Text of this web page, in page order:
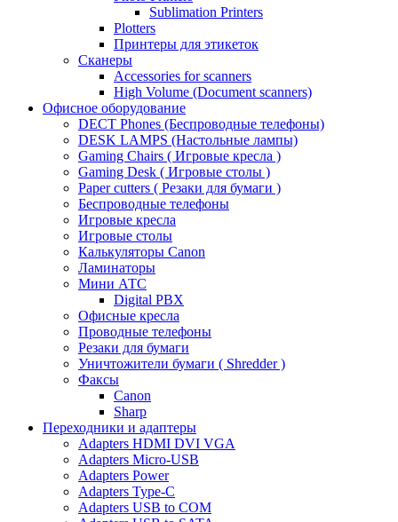
Sublimation Printers
Plotters
Принтеры для этикеток
Сканеры
Accessories for scanners
High Volume (Document scanners)
Офисное оборудование
DECT Phones (Беспроводные телефоны)
DESK LAMPS (Настольные лампы)
Gaming Chairs ( Игровые кресла )
Gaming Desk ( Игровые столы )
Paper cutters ( Резаки для бумаги )
Беспроводные телефоны
Игровые кресла
Игровые столы
Калькуляторы Canon
Ламинаторы
Мини АТС
Digital PBX
Офисные кресла
Проводные телефоны
Резаки для бумаги
Уничтожители бумаги ( Shredder )
Факсы
Canon
Sharp
Переходники и адаптеры
Adapters HDMI DVI VGA
Adapters Micro-USB
Adapters Power
Adapters Type-C
Adapters USB to COM